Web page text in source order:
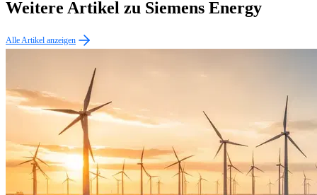
Weitere Artikel zu Siemens Energy
Alle Artikel anzeigen